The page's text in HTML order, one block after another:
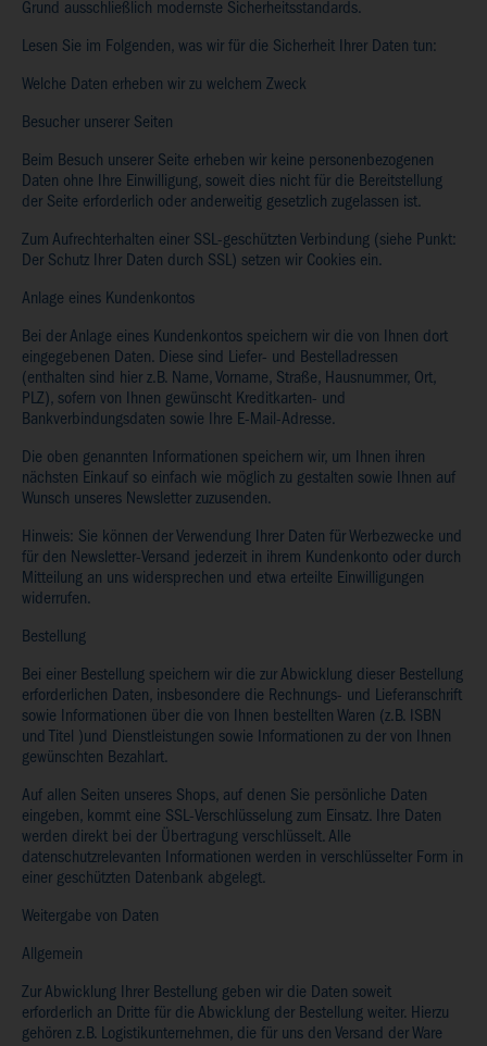
Grund ausschließlich modernste Sicherheitsstandards.
Lesen Sie im Folgenden, was wir für die Sicherheit Ihrer Daten tun:
Welche Daten erheben wir zu welchem Zweck
Besucher unserer Seiten
Beim Besuch unserer Seite erheben wir keine personenbezogenen
Daten ohne Ihre Einwilligung, soweit dies nicht für die Bereitstellung
der Seite erforderlich oder anderweitig gesetzlich zugelassen ist.
Zum Aufrechterhalten einer SSL-geschützten Verbindung (siehe Punkt:
Der Schutz Ihrer Daten durch SSL) setzen wir Cookies ein.
Anlage eines Kundenkontos
Bei der Anlage eines Kundenkontos speichern wir die von Ihnen dort
eingegebenen Daten. Diese sind Liefer- und Bestelladressen
(enthalten sind hier z.B. Name, Vorname, Straße, Hausnummer, Ort,
PLZ), sofern von Ihnen gewünscht Kreditkarten- und
Bankverbindungsdaten sowie Ihre E-Mail-Adresse.
Die oben genannten Informationen speichern wir, um Ihnen ihren
nächsten Einkauf so einfach wie möglich zu gestalten sowie Ihnen auf
Wunsch unseres Newsletter zuzusenden.
Hinweis: Sie können der Verwendung Ihrer Daten für Werbezwecke und
für den Newsletter-Versand jederzeit in ihrem Kundenkonto oder durch
Mitteilung an uns widersprechen und etwa erteilte Einwilligungen
widerrufen.
Bestellung
Bei einer Bestellung speichern wir die zur Abwicklung dieser Bestellung
erforderlichen Daten, insbesondere die Rechnungs- und Lieferanschrift
sowie Informationen über die von Ihnen bestellten Waren (z.B. ISBN
und Titel )und Dienstleistungen sowie Informationen zu der von Ihnen
gewünschten Bezahlart.
Auf allen Seiten unseres Shops, auf denen Sie persönliche Daten
eingeben, kommt eine SSL-Verschlüsselung zum Einsatz. Ihre Daten
werden direkt bei der Übertragung verschlüsselt. Alle
datenschutzrelevanten Informationen werden in verschlüsselter Form in
einer geschützten Datenbank abgelegt.
Weitergabe von Daten
Allgemein
Zur Abwicklung Ihrer Bestellung geben wir die Daten soweit
erforderlich an Dritte für die Abwicklung der Bestellung weiter. Hierzu
gehören z.B. Logistikunternehmen, die für uns den Versand der Ware